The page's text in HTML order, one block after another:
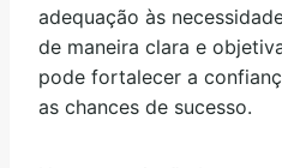
adequação às
de maneira clara e
pode fortalecer a
as chances de sucesso.